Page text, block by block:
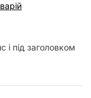
і під заголовком